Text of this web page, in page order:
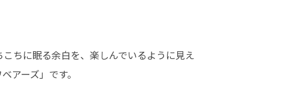
ちに眠る余白を、楽しんでいるように見え
アーズ」です。